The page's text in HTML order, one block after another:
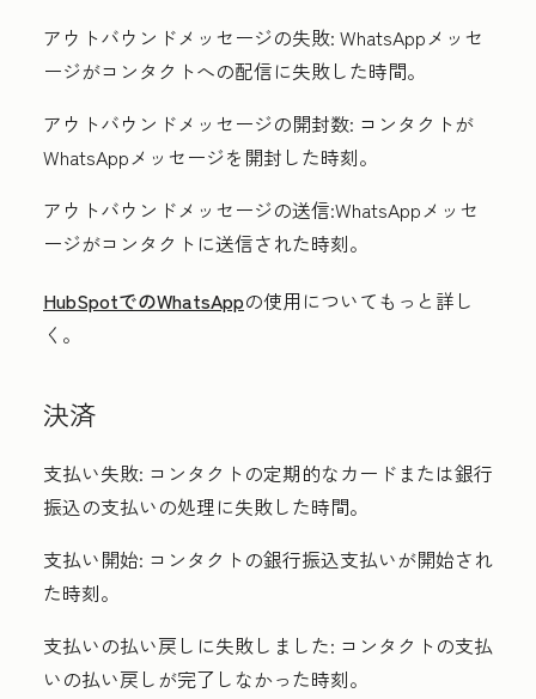
アウトバウンドメッセージの失敗: WhatsAppメッセ
ージがコンタクトへの配信に失敗した時間。
アウトバウンドメッセージの開封数: コンタクトが
WhatsAppメッセージを開封した時刻。
アウトバウンドメッセージの送信:WhatsAppメッセ
ージがコンタクトに送信された時刻。
HubSpotでのWhatsAppの使用についてもっと詳し
く。
決済
支払い失敗: コンタクトの定期的なカードまたは銀行
振込の支払いの処理に失敗した時間。
支払い開始: コンタクトの銀行振込支払いが開始され
た時刻。
支払いの払い戻しに失敗しました: コンタクトの支払
いの払い戻しが完了しなかった時刻。